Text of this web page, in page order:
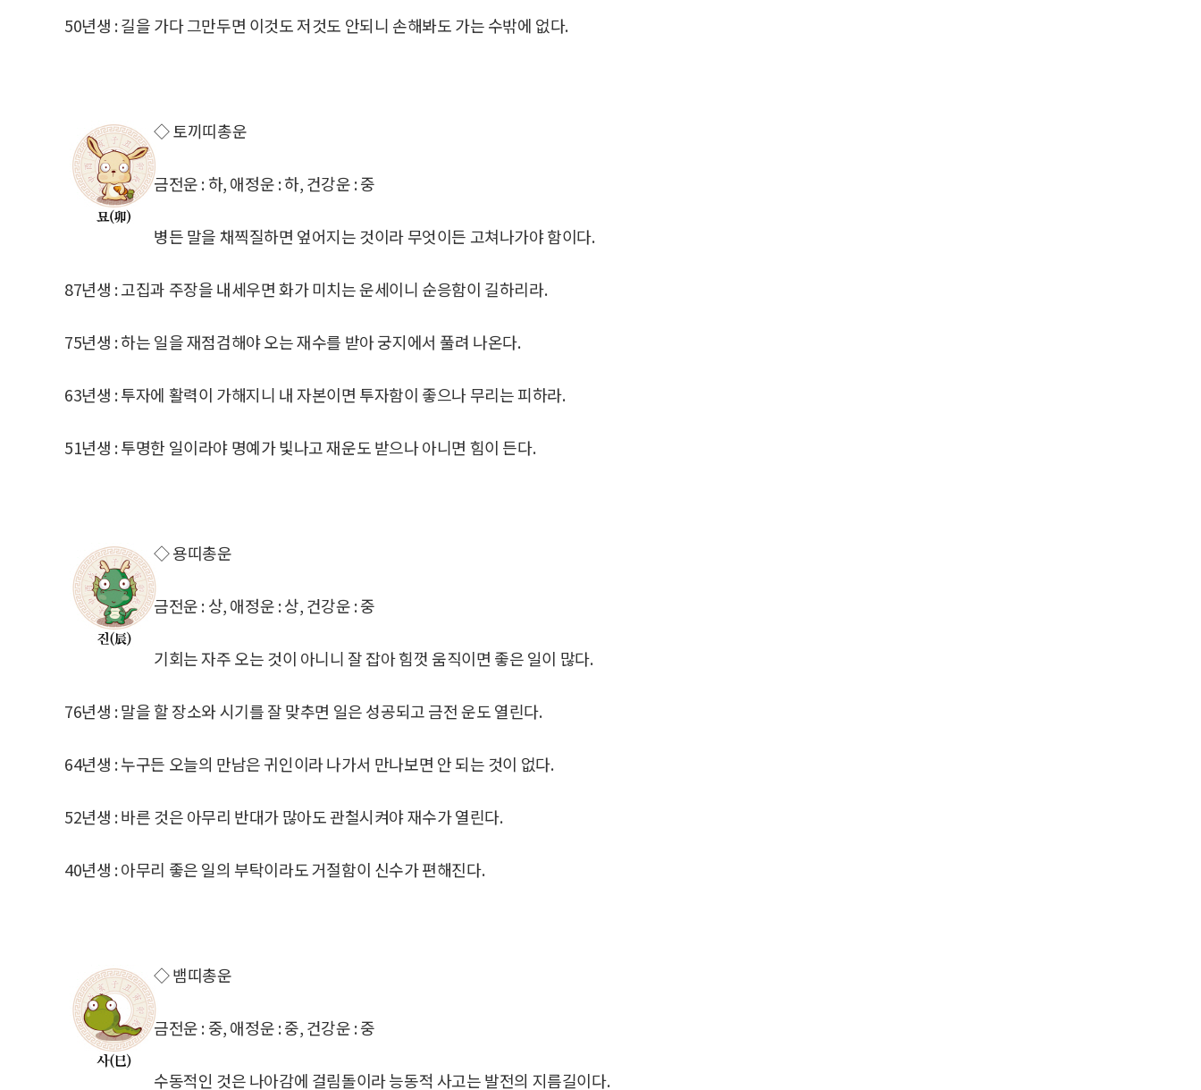
50년생 : 길을 가다 그만두면 이것도 저것도 안되니 손해봐도 가는 수밖에 없다.
◇ 토끼띠총운
금전운 : 하, 애정운 : 하, 건강운 : 중
병든 말을 채찍질하면 엎어지는 것이라 무엇이든 고쳐나가야 함이다.
87년생 : 고집과 주장을 내세우면 화가 미치는 운세이니 순응함이 길하리라.
75년생 : 하는 일을 재점검해야 오는 재수를 받아 궁지에서 풀려 나온다.
63년생 : 투자에 활력이 가해지니 내 자본이면 투자함이 좋으나 무리는 피하라.
51년생 : 투명한 일이라야 명예가 빛나고 재운도 받으나 아니면 힘이 든다.
◇ 용띠총운
금전운 : 상, 애정운 : 상, 건강운 : 중
기회는 자주 오는 것이 아니니 잘 잡아 힘껏 움직이면 좋은 일이 많다.
76년생 : 말을 할 장소와 시기를 잘 맞추면 일은 성공되고 금전 운도 열린다.
64년생 : 누구든 오늘의 만남은 귀인이라 나가서 만나보면 안 되는 것이 없다.
52년생 : 바른 것은 아무리 반대가 많아도 관철시켜야 재수가 열린다.
40년생 : 아무리 좋은 일의 부탁이라도 거절함이 신수가 편해진다.
◇ 뱀띠총운
금전운 : 중, 애정운 : 중, 건강운 : 중
수동적인 것은 나아감에 걸림돌이라 능동적 사고는 발전의 지름길이다.